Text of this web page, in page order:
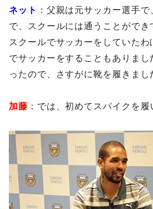
ネット ：父親は元サッカー選手
で、スクールには通うことがで
スクールでサッカーをしていたわ
でサッカーをすることもありま
ったので、さすがに靴を履きま
加藤 ：では、初めてスパイクを